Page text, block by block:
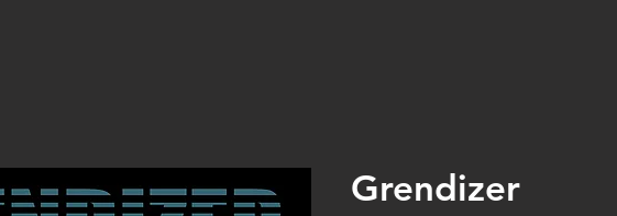
Grendizer